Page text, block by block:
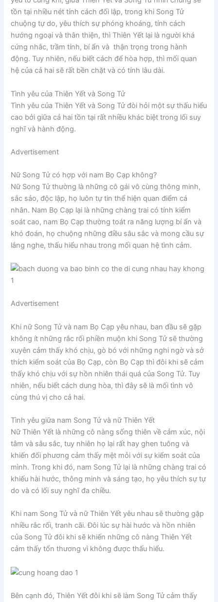
tồn tại nhiều nét tính cách đối lập, trong khi Song Tử
chuộng tự do, yêu thích sự phóng khoáng, tính cách
hướng ngoại và thân thiện, thì Thiên Yết lại là người khá
cứng nhắc, trầm tính, bí ẩn và thận trọng trong hành
động. Tuy nhiên, nếu biết cách để hòa hợp, thì mối quan
hệ của cả hai sẽ rất bền chặt và có tính lâu dài.
Tình yêu của Thiên Yết và Song Tử
Tình yêu của Thiên Yết và Song Tử đòi hỏi một sự thấu hiểu
cao bởi giữa cả hai tồn tại rất nhiều khác biệt trong lối suy
nghĩ và hành động.
Advertisement
Nữ Song Tử có hợp với nam Bọ Cạp không?
Nữ Song Tử thường là những cô gái vô cùng thông minh,
sắc sảo, độc lập, họ luôn tự tin thể hiện quan điểm cá
nhân. Nam Bọ Cạp lại là những chàng trai có tính kiểm
soát cao, nam Bọ Cạp thường toát ra năng lượng bí ẩn và
khó đoán, họ chuộng những điều sâu sắc và mong cầu sự
lắng nghe, thấu hiểu nhau trong mối quan hệ tình cảm.
Advertisement
Khi nữ Song Tử và nam Bọ Cạp yêu nhau, ban đầu sẽ gặp
không ít những rắc rối phiền muộn khi Song Tử sẽ thường
xuyên cảm thấy khó chịu, gò bó với những nghi ngờ và sở
thích kiểm soát của Bọ Cạp, còn Bọ Cạp thì đôi khi sẽ cảm
thấy khó chịu với sự hồn nhiên thái quá của Song Tử. Tuy
nhiên, nếu biết cách dung hòa, thì đây sẽ là mối tình vô
cùng thú vị cho cả hai.
Tình yêu giữa nam Song Tử và nữ Thiên Yết
Nữ Thiên Yết là những cô nàng sống thiên về cảm xúc, nội
tâm và sâu sắc, tuy nhiên họ lại rất hay ghen tuông và
khiến đối phương cảm thấy mệt mỏi với sự kiểm soát của
mình. Trong khi đó, nam Song Tử lại là những chàng trai có
khiếu hài hước, thông minh và sáng tạo, họ yêu thích sự tự
do và có lối suy nghĩ đa chiều.
Khi nam Song Tử và nữ Thiên Yết yêu nhau sẽ thường gặp
nhiều rắc rối, tranh cãi. Đôi lúc sự hài hước và hồn nhiên
của Song Tử đôi khi sẽ khiến những cô nàng Thiên Yết
cảm thấy tổn thương vì không được thấu hiểu.
Bên cạnh đó, Thiên Yết đôi khi sẽ làm Song Tử cảm thấy